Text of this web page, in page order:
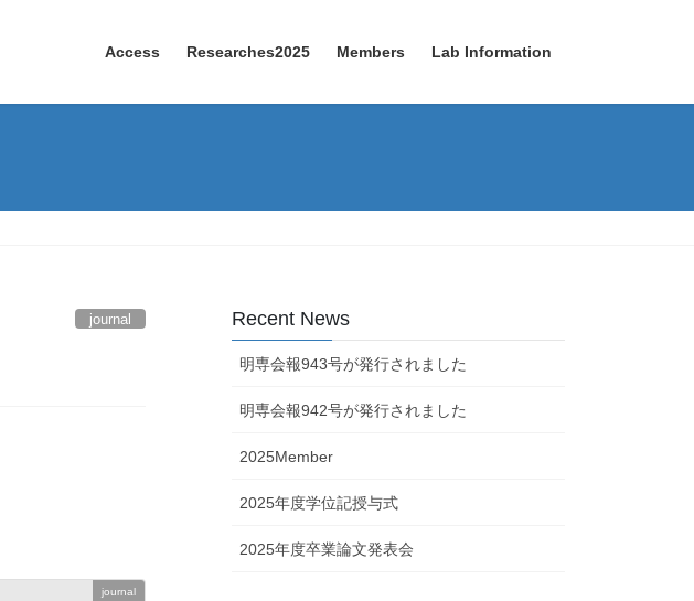
Access Researches2025 Members Lab Information
journal
journal
Recent News
明専会報943号が発行されました
明専会報942号が発行されました
2025Member
2025年度学位記授与式
2025年度卒業論文発表会